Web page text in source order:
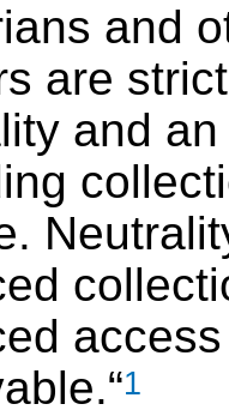
and
are
and
1